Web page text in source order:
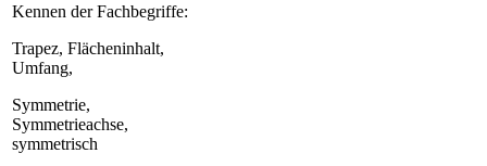
Kennen der Fachbegriffe:
Trapez, Flächeninhalt,
Umfang,
Symmetrie,
Symmetrieachse,
symmetrisch